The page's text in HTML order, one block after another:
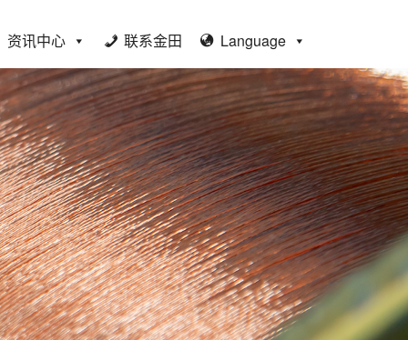
资讯中心 联系金田 Language